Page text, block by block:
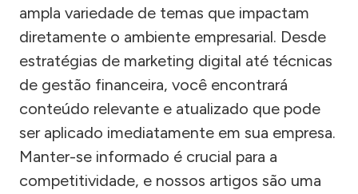
ampla variedade de temas que impactam
diretamente o ambiente empresarial. Desde
estratégias de marketing digital até técnicas
de gestão financeira, você encontrará
conteúdo relevante e atualizado que pode
ser aplicado imediatamente em sua empresa.
Manter-se informado é crucial para a
competitividade, e nossos artigos são uma